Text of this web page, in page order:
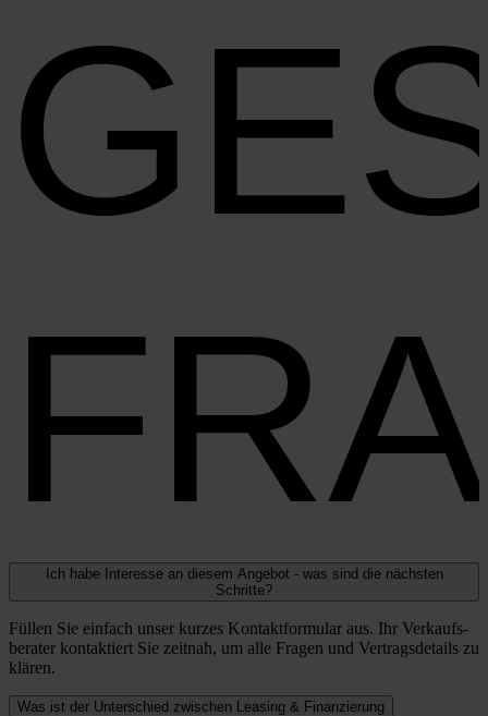
Ich habe Interesse an diesem Angebot - was sind die nächsten
Schritte?
Fül­len Sie ein­fach unser kur­zes Kon­takt­for­mu­lar aus. Ihr Ver­kaufs­
be­ra­ter kon­tak­tiert Sie zeit­nah, um alle Fra­gen und Ver­trags­de­tails zu
klä­ren.
Was ist der Unterschied zwischen Leasing & Finanzierung